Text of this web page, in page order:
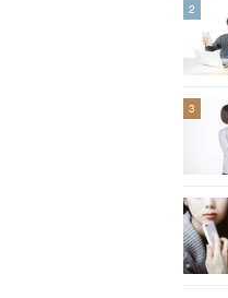
2
3